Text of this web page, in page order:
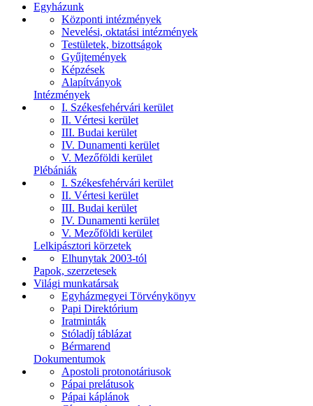
Egyházunk
Központi intézmények
Nevelési, oktatási intézmények
Testületek, bizottságok
Gyűjtemények
Képzések
Alapítványok
Intézmények
I. Székesfehérvári kerület
II. Vértesi kerület
III. Budai kerület
IV. Dunamenti kerület
V. Mezőföldi kerület
Plébániák
I. Székesfehérvári kerület
II. Vértesi kerület
III. Budai kerület
IV. Dunamenti kerület
V. Mezőföldi kerület
Lelkipásztori körzetek
Elhunytak 2003-tól
Papok, szerzetesek
Világi munkatársak
Egyházmegyei Törvénykönyv
Papi Direktórium
Iratminták
Stóladíj táblázat
Bérmarend
Dokumentumok
Apostoli protonotáriusok
Pápai prelátusok
Pápai káplánok